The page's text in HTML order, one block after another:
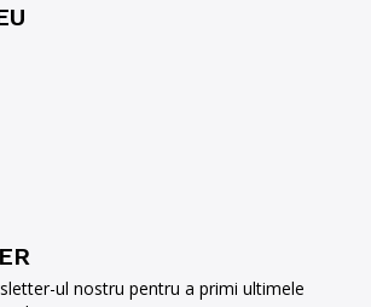
ul nostru pentru a primi ultimele